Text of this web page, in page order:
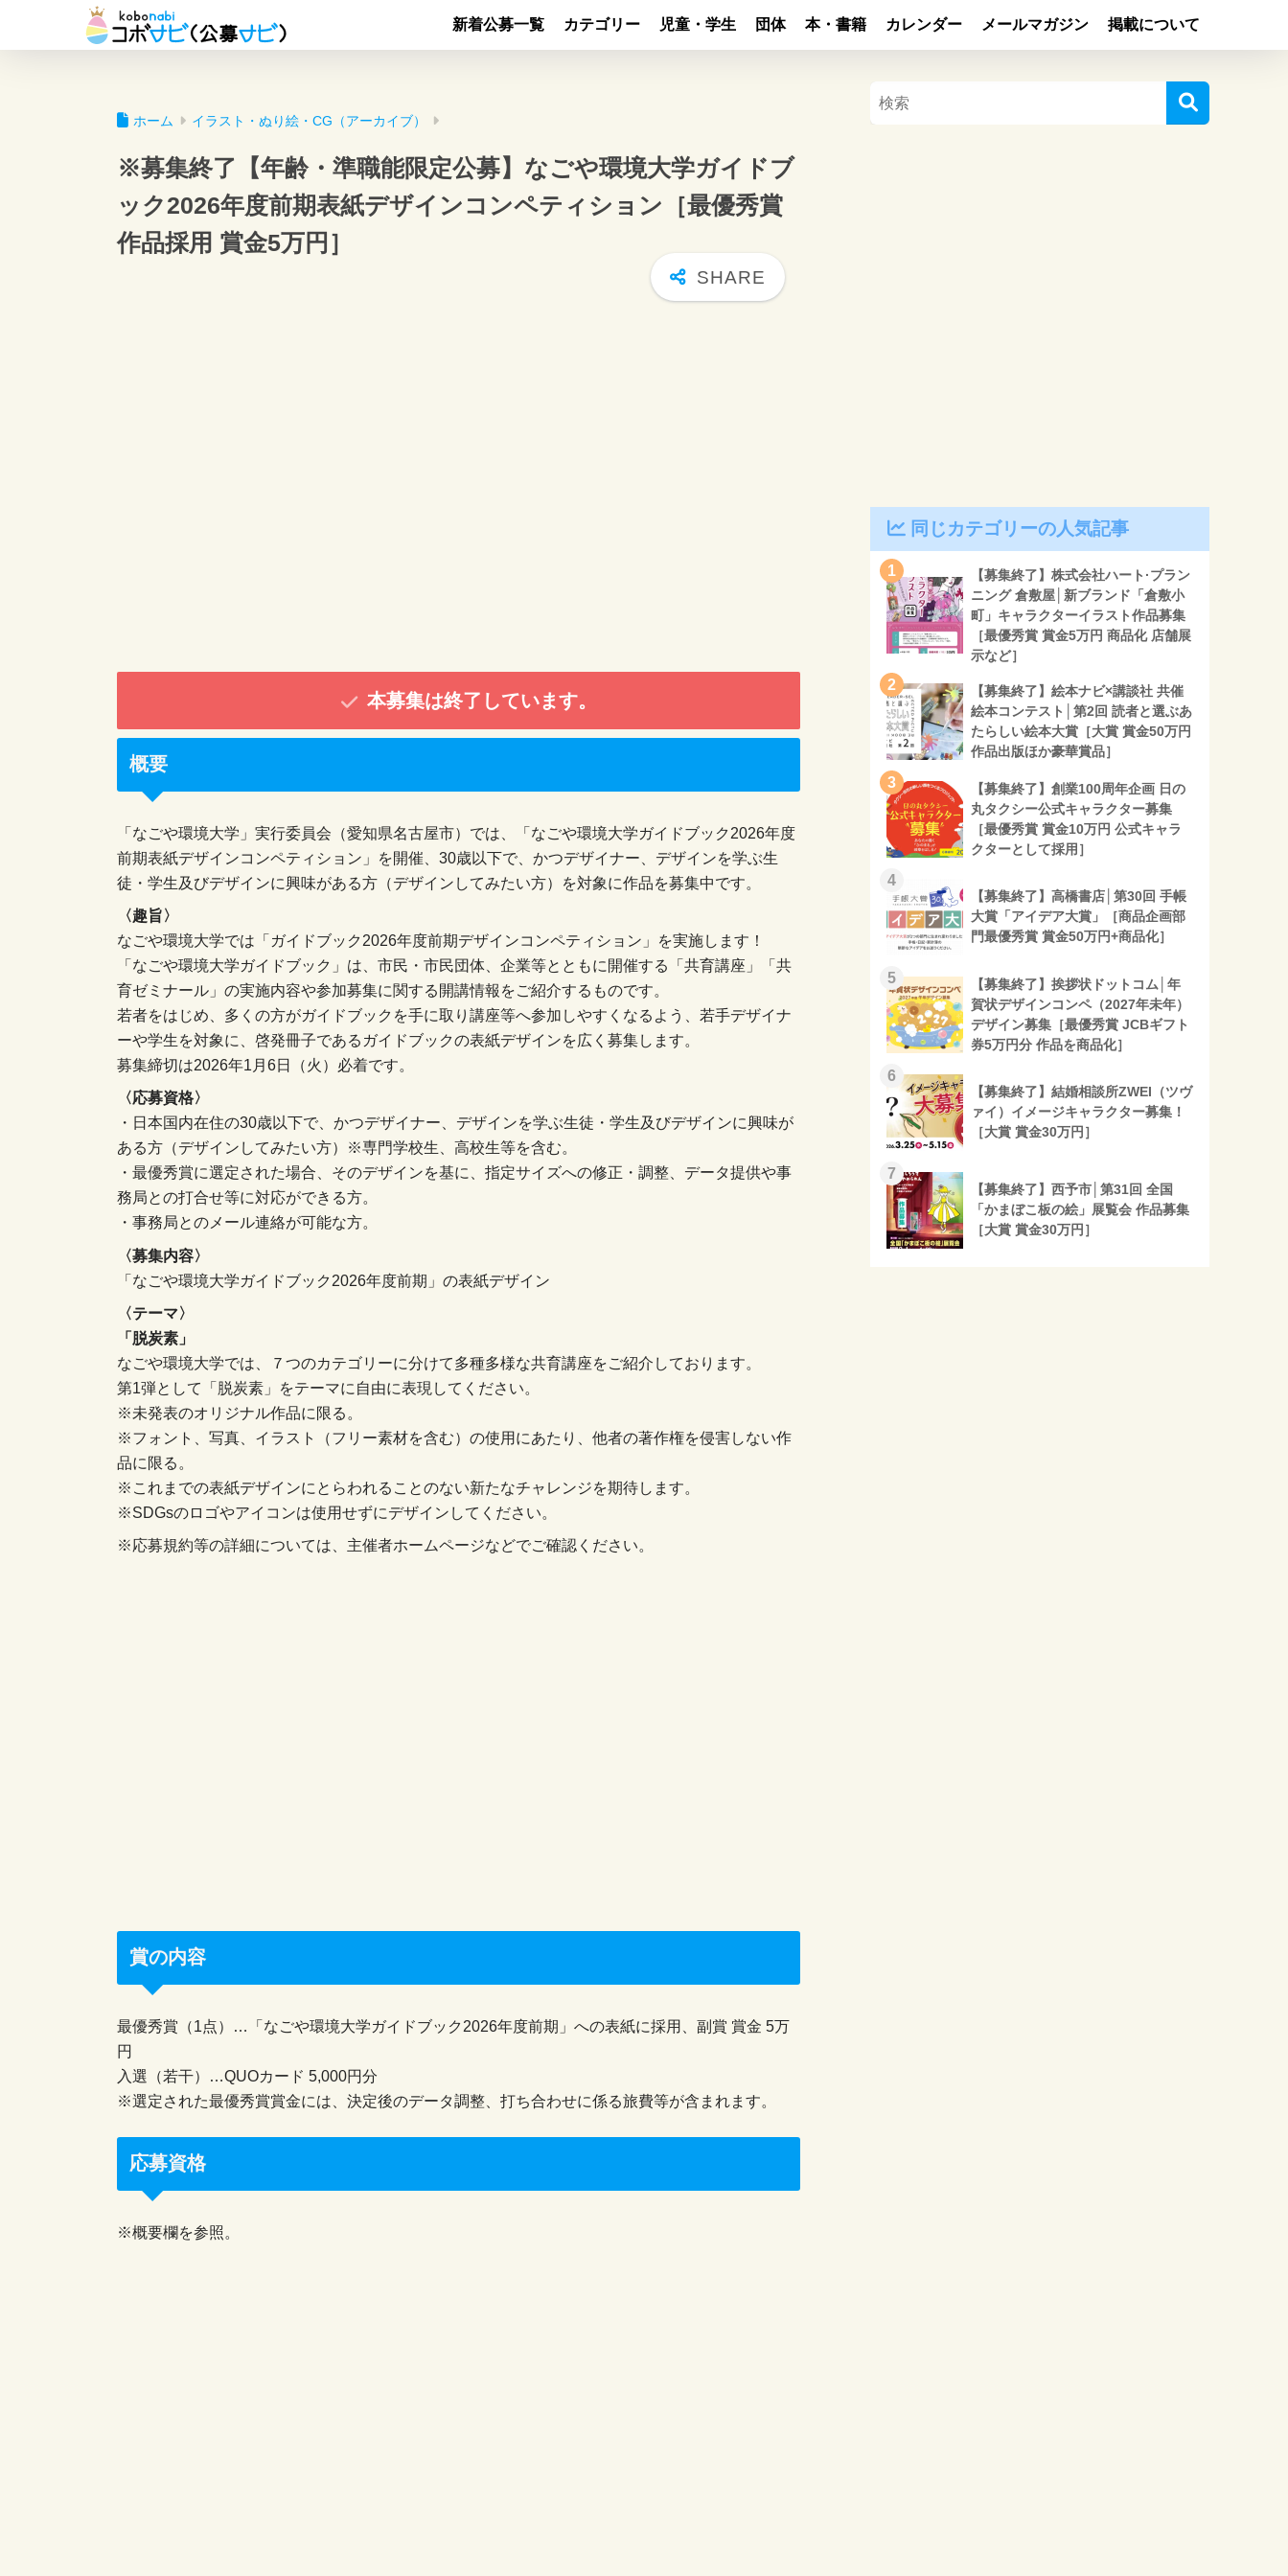
新着公募一覧 カテゴリー 児童・学生 団体 本・書籍 カレンダー メールマガジン 掲載について
ホーム イラスト・ぬり絵・CG（アーカイブ）
※募集終了【年齢・準職能限定公募】なごや環境大学ガイドブ
ック2026年度前期表紙デザインコンペティション［最優秀賞
作品採用 賞金5万円］
本募集は終了しています。
概要
「なごや環境大学」実行委員会（愛知県名古屋市）では、「なごや環境大学ガイドブック2026年度
前期表紙デザインコンペティション」を開催、30歳以下で、かつデザイナー、デザインを学ぶ生
徒・学生及びデザインに興味がある方（デザインしてみたい方）を対象に作品を募集中です。
〈趣旨〉
なごや環境大学では「ガイドブック2026年度前期デザインコンペティション」を実施します！
「なごや環境大学ガイドブック」は、市民・市民団体、企業等とともに開催する「共育講座」「共
育ゼミナール」の実施内容や参加募集に関する開講情報をご紹介するものです。
若者をはじめ、多くの方がガイドブックを手に取り講座等へ参加しやすくなるよう、若手デザイナ
ーや学生を対象に、啓発冊子であるガイドブックの表紙デザインを広く募集します。
募集締切は2026年1月6日（火）必着です。
〈応募資格〉
・日本国内在住の30歳以下で、かつデザイナー、デザインを学ぶ生徒・学生及びデザインに興味が
ある方（デザインしてみたい方）※専門学校生、高校生等を含む。
・最優秀賞に選定された場合、そのデザインを基に、指定サイズへの修正・調整、データ提供や事
務局との打合せ等に対応ができる方。
・事務局とのメール連絡が可能な方。
〈募集内容〉
「なごや環境大学ガイドブック2026年度前期」の表紙デザイン
〈テーマ〉
「脱炭素」
なごや環境大学では、７つのカテゴリーに分けて多種多様な共育講座をご紹介しております。
第1弾として「脱炭素」をテーマに自由に表現してください。
※未発表のオリジナル作品に限る。
※フォント、写真、イラスト（フリー素材を含む）の使用にあたり、他者の著作権を侵害しない作
品に限る。
※これまでの表紙デザインにとらわれることのない新たなチャレンジを期待します。
※SDGsのロゴやアイコンは使用せずにデザインしてください。
※応募規約等の詳細については、主催者ホームページなどでご確認ください。
賞の内容
最優秀賞（1点）…「なごや環境大学ガイドブック2026年度前期」への表紙に採用、副賞 賞金 5万
円
入選（若干）…QUOカード 5,000円分
※選定された最優秀賞賞金には、決定後のデータ調整、打ち合わせに係る旅費等が含まれます。
応募資格
※概要欄を参照。
同じカテゴリーの人気記事
1
【募集終了】株式会社ハート·プラン
ニング 倉敷屋│新ブランド「倉敷小
町」キャラクターイラスト作品募集
［最優秀賞 賞金5万円 商品化 店舗展
示など］
2
【募集終了】絵本ナビ×講談社 共催
絵本コンテスト│第2回 読者と選ぶあ
たらしい絵本大賞［大賞 賞金50万円
作品出版ほか豪華賞品］
3
【募集終了】創業100周年企画 日の
丸タクシー公式キャラクター募集
［最優秀賞 賞金10万円 公式キャラ
クターとして採用］
4
【募集終了】高橋書店│第30回 手帳
大賞「アイデア大賞」［商品企画部
門最優秀賞 賞金50万円+商品化］
5
【募集終了】挨拶状ドットコム│年
賀状デザインコンペ（2027年未年）
デザイン募集［最優秀賞 JCBギフト
券5万円分 作品を商品化］
6
【募集終了】結婚相談所ZWEI（ツヴ
ァイ）イメージキャラクター募集！
［大賞 賞金30万円］
7
【募集終了】西予市│第31回 全国
「かまぼこ板の絵」展覧会 作品募集
［大賞 賞金30万円］